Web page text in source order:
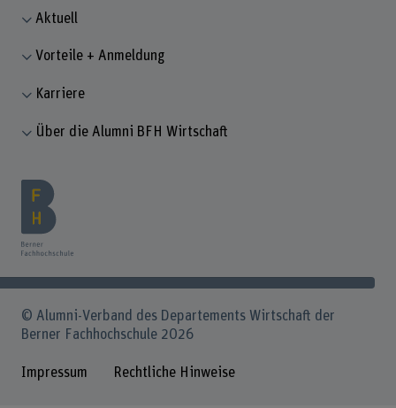
Aktuell
Vorteile + Anmeldung
Karriere
Über die Alumni BFH Wirtschaft
© Alumni-Verband des Departements Wirtschaft der
Berner Fachhochschule 2026
Impressum Rechtliche Hinweise